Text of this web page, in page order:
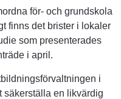
för- och grundskola
finns det brister i lokaler
som presenterades
i april.
i
säkerställa en likvärdig